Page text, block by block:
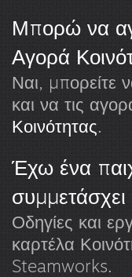
Μπορώ να
Αγορά
Ναι, μπορείτε
και να τις
Κοινότητας.
Έχω ένα
συμμετάσχει
Οδηγίες και
καρτέλα
Steamworks.